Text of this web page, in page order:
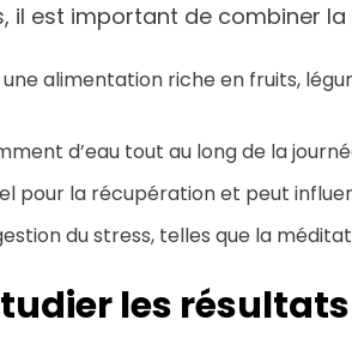
est important de combiner
alimentation riche en fruits,
d’eau tout au long de la
pour la récupération et peut
du stress, telles que la
les résultats